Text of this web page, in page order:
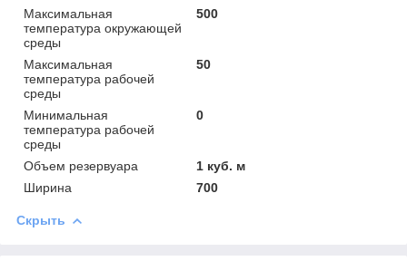
Максимальная
температура окружающей
среды
500
Максимальная
температура рабочей
среды
50
Минимальная
температура рабочей
среды
0
Объем резервуара
1 куб. м
Ширина
700
Скрыть